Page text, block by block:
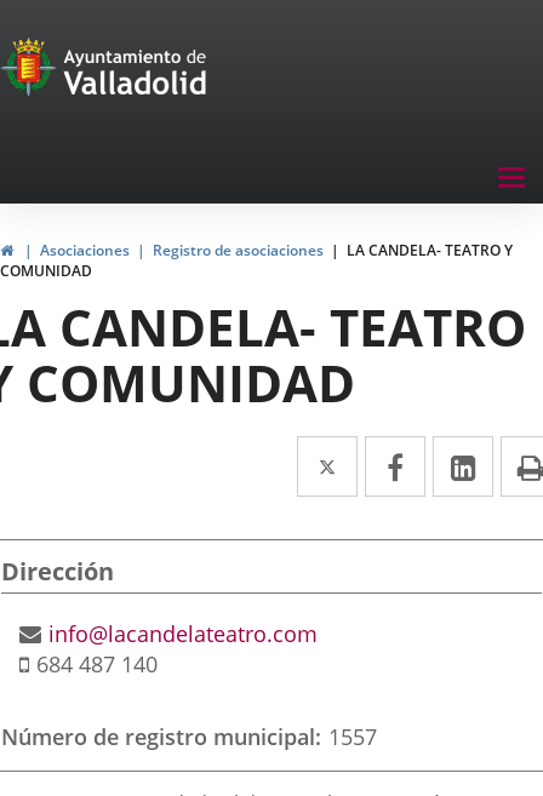
Portal
de
navegación
HomeAsociaciones Registro de asociaciones
LA CANDELA- TEATRO Y
COMUNIDAD
CANDELA- TEATRO
COMUNIDAD
Twitter
Enlace
a
una
Facebook
Enlace
a
una
a
una
Dirección
Postal
address
Email
info@lacandelateatro.com
Mobile
684 487 140
Número de registro municipal 1557